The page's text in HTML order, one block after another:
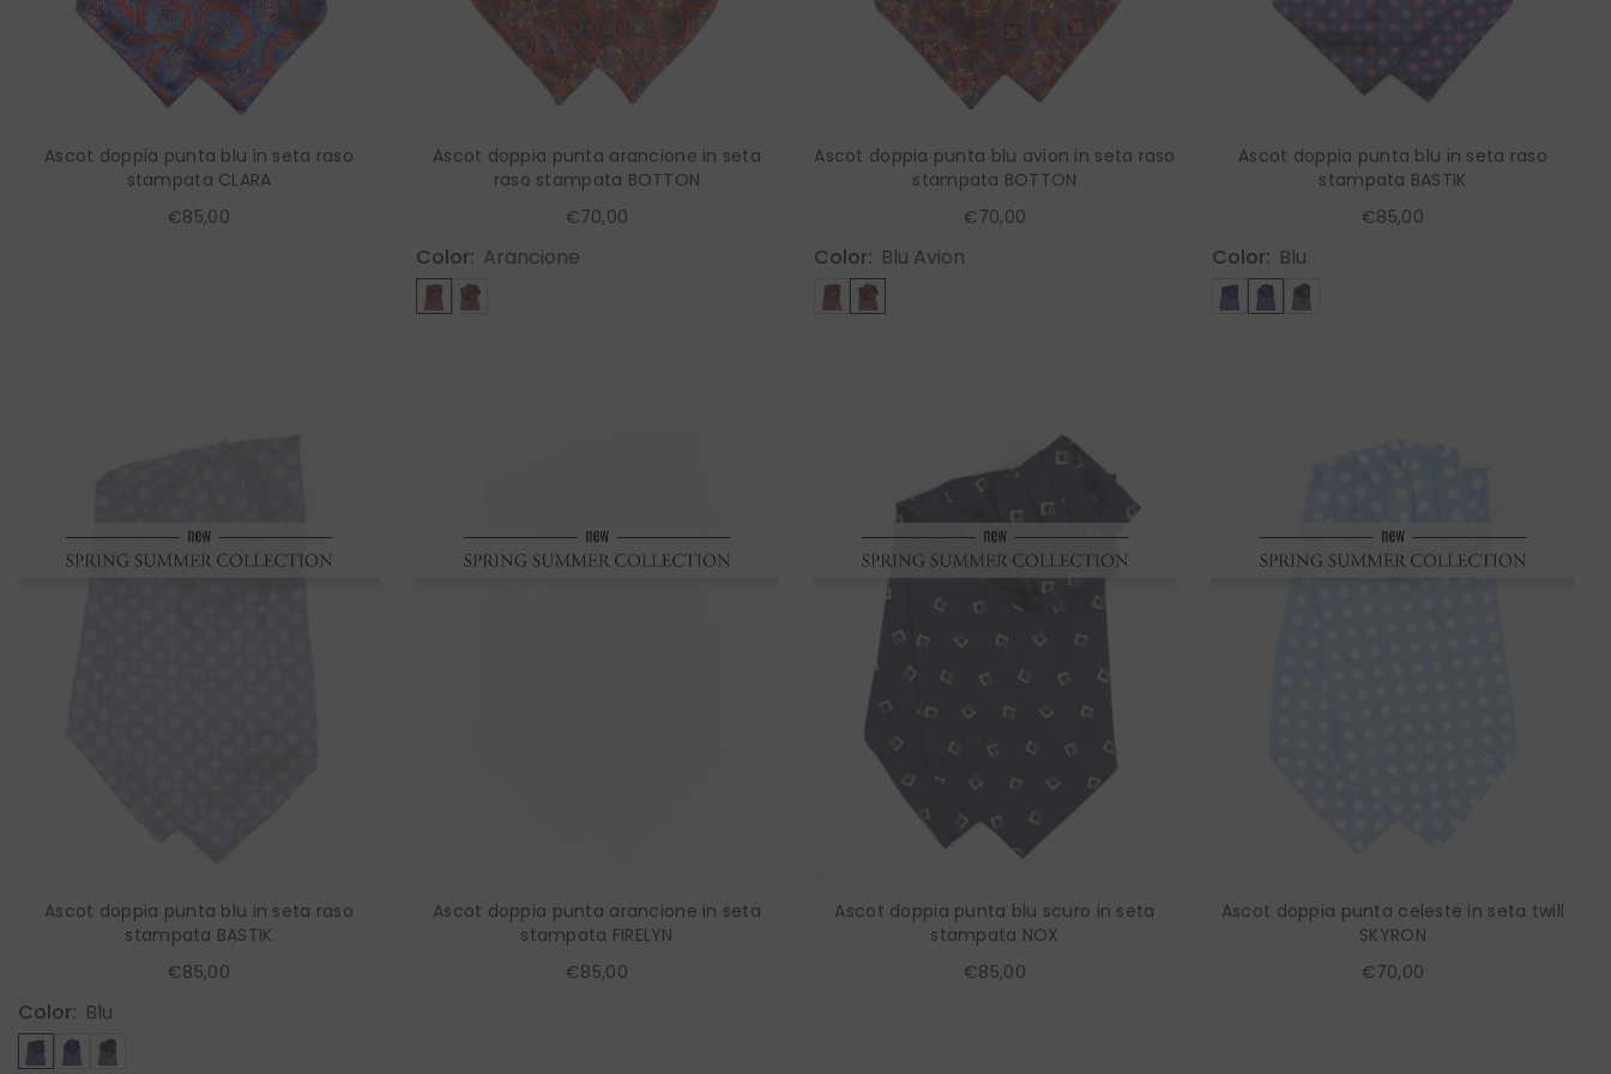
Ascot doppia punta blu in seta raso
stampata CLARA
€85,00
Ascot doppia punta arancione in seta
raso stampata BOTTON
€70,00
Color: Arancione
Ascot doppia punta blu avion in seta raso
stampata BOTTON
€70,00
Color: Blu Avion
Ascot doppia punta blu in seta raso
stampata BASTIK
€85,00
Color: Blu
Ascot doppia punta blu in seta raso
stampata BASTIK
€85,00
Color: Blu
Ascot doppia punta arancione in seta
stampata FIRELYN
€85,00
Ascot doppia punta blu scuro in seta
stampata NOX
€85,00
Ascot doppia punta celeste in seta twill
SKYRON
€70,00